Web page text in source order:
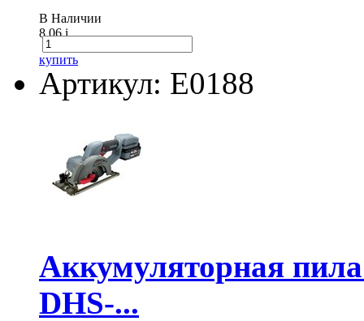
В Наличии
8.06i
купить
Артикул: E0188
Аккумуляторная
DHS-...